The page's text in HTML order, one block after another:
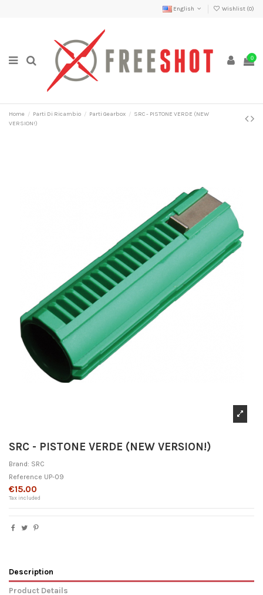
English Wishlist (0)
0
Home Parti Di Ricambio Parti Gearbox
SRC - PISTONE VERDE (NEW
VERSION!)
SRC - PISTONE VERDE (NEW VERSION!)
Brand: SRC
Reference UP-09
€15.00
Tax included
Description
Product Details